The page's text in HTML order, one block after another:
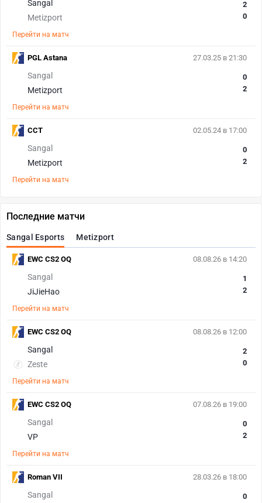
Sangal
Metizport
2
0
Перейти на матч
27.03.25 в 21:30
Sangal
Metizport
0
2
Перейти на матч
PGL Astana
02.05.24 в 17:00
Sangal
Metizport
0
2
Перейти на матч
CCT
Последние матчи
Sangal Esports Metizport
08.08.26 в 14:20
Sangal
JiJieHao
1
2
Перейти на матч
EWC CS2 OQ
08.08.26 в 12:00
Sangal
Zeste
2
0
Перейти на матч
EWC CS2 OQ
07.08.26 в 19:00
Sangal
VP
0
2
Перейти на матч
EWC CS2 OQ
28.03.26 в 18:00
Sangal 0
Roman VII